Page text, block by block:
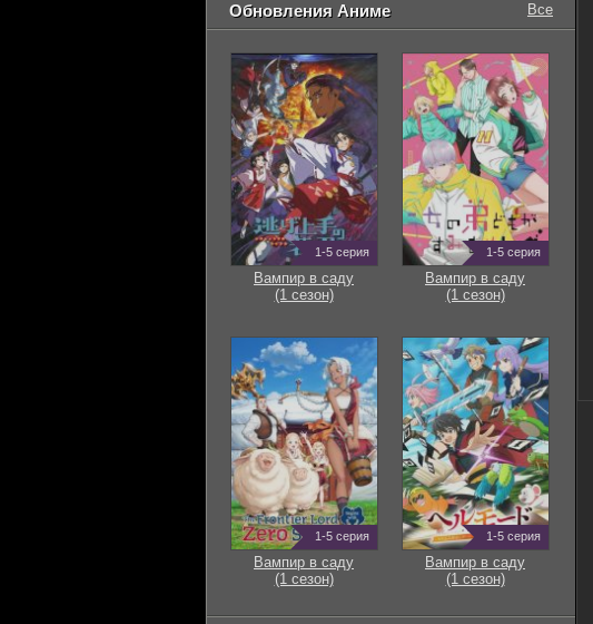
Обновления Аниме Все
1-5 серия
Вампир в саду
(1 сезон)
1-5 серия
Вампир в саду
(1 сезон)
1-5 серия
Вампир в саду
(1 сезон)
1-5 серия
Вампир в саду
(1 сезон)